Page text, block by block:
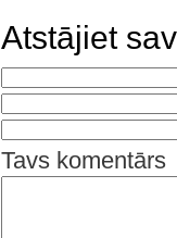
Atstājiet
Tavs komentārs